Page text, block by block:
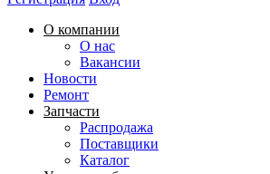
О компании
О нас
Вакансии
Новости
Ремонт
Запчасти
Распродажа
Поставщики
Каталог